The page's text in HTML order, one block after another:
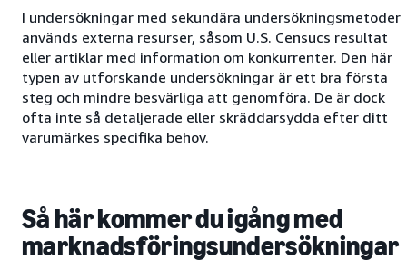
I undersökningar med sekundära undersökningsmetoder
används externa resurser, såsom U.S. Censucs resultat
eller artiklar med information om konkurrenter. Den här
typen av utforskande undersökningar är ett bra första
steg och mindre besvärliga att genomföra. De är dock
ofta inte så detaljerade eller skräddarsydda efter ditt
varumärkes specifika behov.
Så här kommer du igång med
marknadsföringsundersökningar